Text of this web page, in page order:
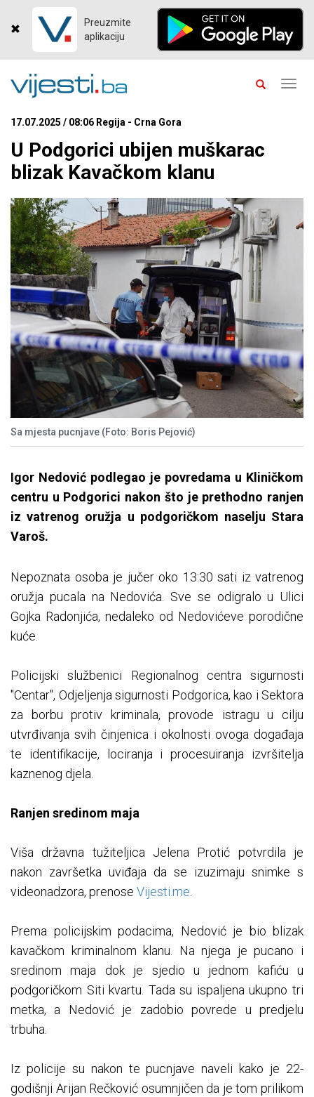
Preuzmite
aplikaciju
17.07.2025 / 08:06 Regija - Crna Gora
U Podgorici ubijen muškarac
blizak Kavačkom klanu
Sa mjesta pucnjave (Foto: Boris Pejović)
Igor Nedović podlegao je povredama u Kliničkom
centru u Podgorici nakon što je prethodno ranjen
iz vatrenog oružja u podgoričkom naselju Stara
Varoš.
Nepoznata osoba je jučer oko 13:30 sati iz vatrenog
oružja pucala na Nedovića. Sve se odigralo u Ulici
Gojka Radonjića, nedaleko od Nedovićeve porodične
kuće.
Policijski službenici Regionalnog centra sigurnosti
"Centar", Odjeljenja sigurnosti Podgorica, kao i Sektora
za borbu protiv kriminala, provode istragu u cilju
utvrđivanja svih činjenica i okolnosti ovoga događaja
te identifikacije, lociranja i procesuiranja izvršitelja
kaznenog djela.
Ranjen sredinom maja
Viša državna tužiteljica Jelena Protić potvrdila je
nakon završetka uviđaja da se izuzimaju snimke s
videonadzora, prenose Vijesti.me.
Prema policijskim podacima, Nedović je bio blizak
kavačkom kriminalnom klanu. Na njega je pucano i
sredinom maja dok je sjedio u jednom kafiću u
podgoričkom Siti kvartu. Tada su ispaljena ukupno tri
metka, a Nedović je zadobio povrede u predjelu
trbuha.
Iz policije su nakon te pucnjave naveli kako je 22-
godišnji Arijan Rečković osumnjičen da je tom prilikom